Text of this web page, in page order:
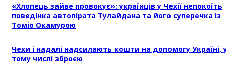
«Хлопець зайве провокує»: українців у Чехії непокоїть
поведінка автопірата Тулайдана та його суперечка із
Томіо Окамурою
Чехи і надалі надсилають кошти на допомогу Україні,
тому числі зброєю